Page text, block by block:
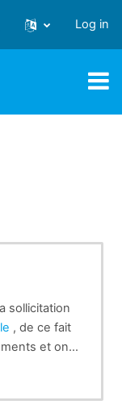
search input
Log in
sollicitation
, de ce fait
et on